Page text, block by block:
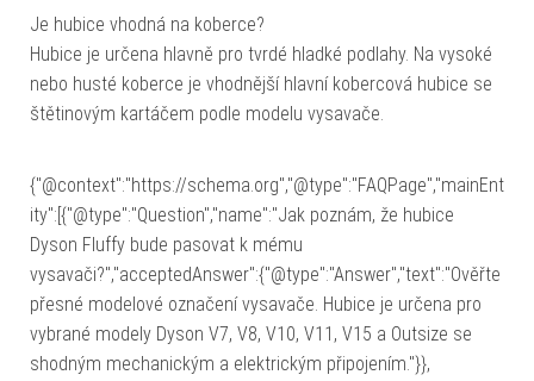
Je hubice vhodná na koberce?
Hubice je určena hlavně pro tvrdé hladké podlahy. Na vysoké
nebo husté koberce je vhodnější hlavní kobercová hubice se
štětinovým kartáčem podle modelu vysavače.
{"@context":"https://schema.org","@type":"FAQPage","mainEnt
ity":[{"@type":"Question","name":"Jak poznám, že hubice
Dyson Fluffy bude pasovat k mému
vysavači?","acceptedAnswer":{"@type":"Answer","text":"Ověřte
přesné modelové označení vysavače. Hubice je určena pro
vybrané modely Dyson V7, V8, V10, V11, V15 a Outsize se
shodným mechanickým a elektrickým připojením."}},